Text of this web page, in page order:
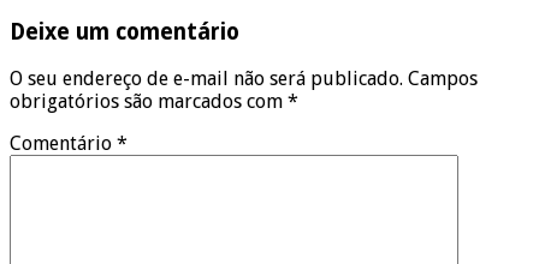
Deixe um comentário
O seu endereço de e-mail não será publicado. Campos
obrigatórios são marcados com *
Comentário *